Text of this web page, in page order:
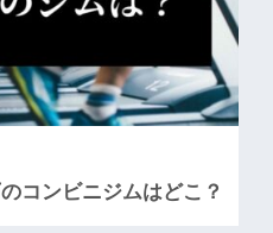
コンビニジムはどこ？